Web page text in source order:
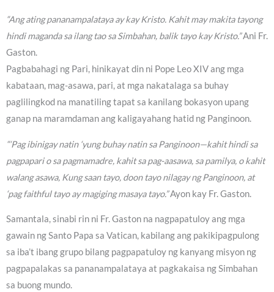
“Ang ating pananampalataya ay kay Kristo. Kahit may makita tayong
hindi maganda sa ilang tao sa Simbahan, balik tayo kay Kristo.”Ani Fr.
Gaston.
Pagbabahagi ng Pari, hinikayat din ni Pope Leo XIV ang mga
kabataan, mag-asawa, pari, at mga nakatalaga sa buhay
paglilingkod na manatiling tapat sa kanilang bokasyon upang
ganap na maramdaman ang kaligayahang hatid ng Panginoon.
“‘Pag ibinigay natin ‘yung buhay natin sa Panginoon—kahit hindi sa
pagpapari o sa pagmamadre, kahit sa pag-aasawa, sa pamilya, o kahit
walang asawa, Kung saan tayo, doon tayo nilagay ng Panginoon, at
‘pag faithful tayo ay magiging masaya tayo.”Ayon kay Fr. Gaston.
Samantala, sinabi rin ni Fr. Gaston na nagpapatuloy ang mga
gawain ng Santo Papa sa Vatican, kabilang ang pakikipagpulong
sa iba’t ibang grupo bilang pagpapatuloy ng kanyang misyon ng
pagpapalakas sa pananampalataya at pagkakaisa ng Simbahan
sa buong mundo.